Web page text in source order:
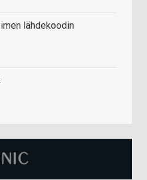
lähdekoodin